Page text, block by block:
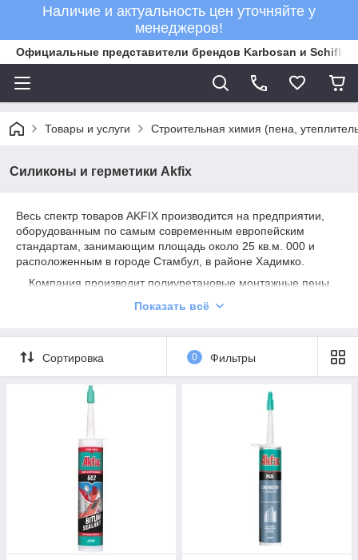
Наличие и актуальность цен уточняйте у
менеджеров!
Официальные представители брендов Karbosan и Schifler
Товары и услуги Строительная химия (пена,
Силиконы и герметики Akfix
Весь спектр товаров AKFIX производится на предприятии,
оборудованным по самым современным европейским
стандартам, занимающим площадь около 25 кв.м. 000 и
расположенным в городе Стамбул, в районе Хадимко.
Компания производит полиуретановые монтажные пены,
видов клеев. Компания AKKIM постоянно расширяет
строительной и производственной сферах.
Показать всё
Сортировка 0 Фильтры